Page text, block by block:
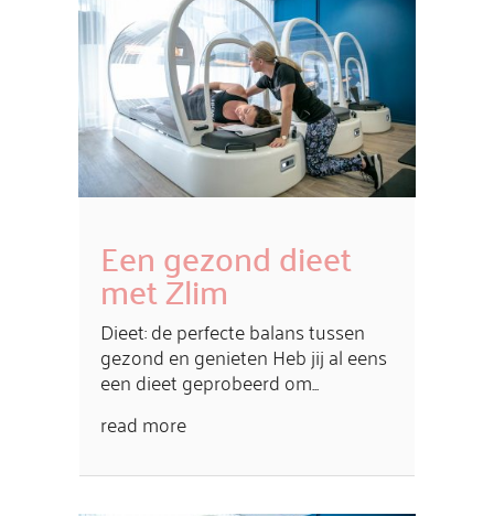
Een gezond dieet
met Zlim
Dieet: de perfecte balans tussen
gezond en genieten Heb jij al eens
een dieet geprobeerd om...
read more